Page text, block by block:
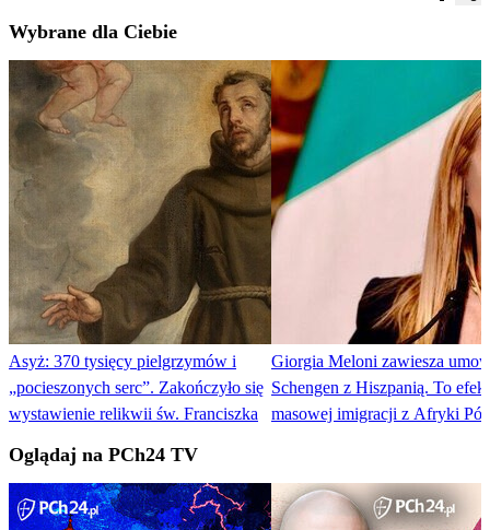
Wybrane dla Ciebie
Asyż: 370 tysięcy pielgrzymów i
„pocieszonych serc”. Zakończyło się
wystawienie relikwii św. Franciszka
Giorgia Meloni zawiesza
Schengen z Hiszpanią. To efekt
masowej imigracji z Afryki
Oglądaj na PCh24 TV